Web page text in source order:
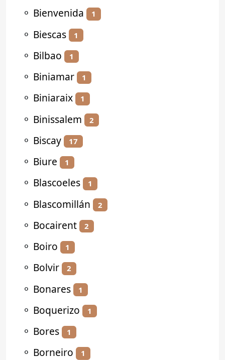
⚬ Bienvenida 1
⚬ Biescas 1
⚬ Bilbao 1
⚬ Biniamar 1
⚬ Biniaraix 1
⚬ Binissalem 2
⚬ Biscay 17
⚬ Biure 1
⚬ Blascoeles 1
⚬ Blascomillán 2
⚬ Bocairent 2
⚬ Boiro 1
⚬ Bolvir 2
⚬ Bonares 1
⚬ Boquerizo 1
⚬ Bores 1
⚬ Borneiro 1